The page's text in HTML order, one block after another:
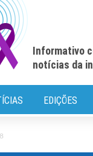
Informativo
notícias da
EDIÇÕES